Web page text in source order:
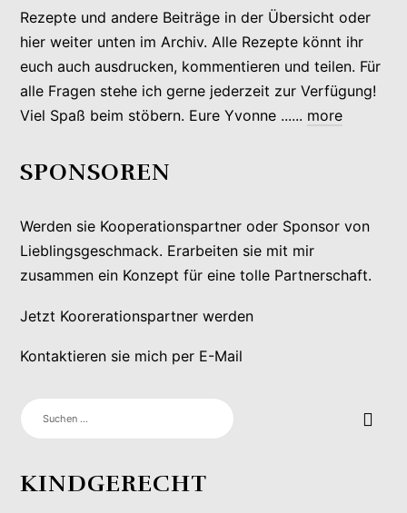
Rezepte und andere Beiträge in der Übersicht oder
hier weiter unten im Archiv. Alle Rezepte könnt ihr
euch auch ausdrucken, kommentieren und teilen. Für
alle Fragen stehe ich gerne jederzeit zur Verfügung!
Viel Spaß beim stöbern. Eure Yvonne ...... more
SPONSOREN
Werden sie Kooperationspartner oder Sponsor von
Lieblingsgeschmack. Erarbeiten sie mit mir
zusammen ein Konzept für eine tolle Partnerschaft.
Jetzt Koorerationspartner werden
Kontaktieren sie mich per E-Mail
SUCHEN
NACH:
KINDGERECHT